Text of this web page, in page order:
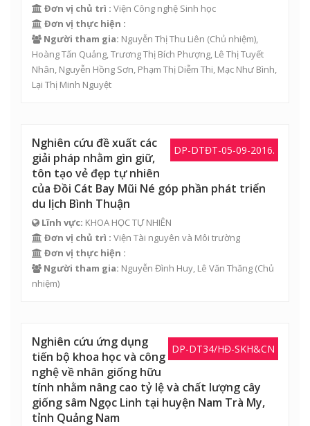
Đơn vị chủ trì : Viện Công nghệ Sinh học
Đơn vị thực hiện :
Người tham gia: Nguyễn Thị Thu Liên (Chủ nhiệm),
Hoàng Tấn Quảng,Trương Thị Bích Phượng, Lê Thị Tuyết
Nhân, Nguyễn Hồng Sơn, Phạm Thị Diễm Thi, Mạc Như Bình,
Lại Thị Minh Nguyệt
DP-DTĐT-05-09-2016.
Nghiên cứu đề xuất các
giải pháp nhằm gìn giữ,
tôn tạo vẻ đẹp tự nhiên
của Đồi Cát Bay Mũi Né góp phần phát triển
du lịch Bình Thuận
Lĩnh vực: KHOA HỌC TỰ NHIÊN
Đơn vị chủ trì : Viện Tài nguyên và Môi trường
Đơn vị thực hiện :
Người tham gia: Nguyễn Đình Huy, Lê Văn Thăng (Chủ
nhiệm)
DP-DT34/HĐ-SKH&CN
Nghiên cứu ứng dụng
tiến bộ khoa học và công
nghệ về nhân giống hữu
tính nhằm nâng cao tỷ lệ và chất lượng cây
giống sâm Ngọc Linh tại huyện Nam Trà My,
tỉnh Quảng Nam